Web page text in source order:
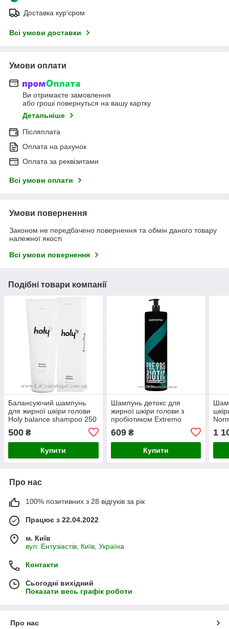
Доставка кур'єром
Всі умови доставки
Умови оплати
Ви отримаєте замовлення
або гроші повернуться на вашу картку
Детальніше
Післяплата
Оплата на рахунок
Оплата за реквізитами
Всі умови оплати
Умови повернення
Законом не передбачено повернення та обмін даного товару
належної якості
Всі умови повернення
Подібні товари компанії
Балансуючий шампунь
для жирної шкіри голови
Holy balance shampoo 250
500 ₴
Купити
Шампунь детокс для
жирної шкіри голови з
пробіотиком Extremo
500 мл
609₴
Купити
1
Про нас
100% позитивних з 28 відгуків за рік
Працює з 22.04.2022
м. Київ
вул. Ентузіастів, Київ, Україна
Контакти
Сьогодні вихідний
Показати весь графік роботи
Про нас